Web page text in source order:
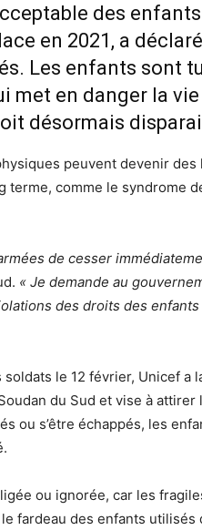
des
en 2021, a
Les enfants sont
met en danger la
désormais
peuvent devenir des
terme, comme le syndrome
de cesser
« Je demande au
des droits des
le 12 février, Unicef a
du Sud et vise à attirer
ou s’être échappés, les
ou ignorée, car les
fardeau des enfants utilisés